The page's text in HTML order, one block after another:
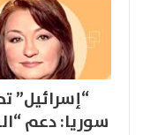
“إسرائيل”
سوريا: دعم